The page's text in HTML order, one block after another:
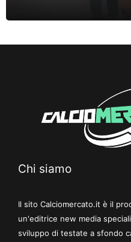
Chi siamo
Il sito Calciomercato.it è il
un'editrice new media
sviluppo di testate a sfondo